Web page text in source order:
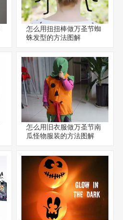
怎么用扭扭棒做万圣节蜘
蛛发型的方法图解
怎么用旧衣服做万圣节南
瓜怪物服装的方法图解